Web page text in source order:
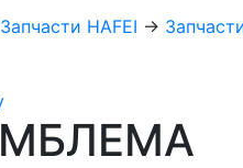
Запчасти HAFEI →